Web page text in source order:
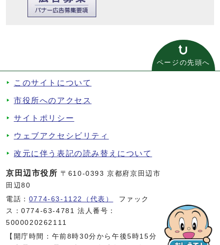
ページの先頭へ
このサイトについて
市役所へのアクセス
サイトポリシー
ウェブアクセシビリティ
改元に伴う表記の読み替えについて
京田辺市役所 〒610-0393 京都府京田辺市
田辺80
電話： 0774-63-1122（代表）
ファック
ス：0774-63-4781 法人番号：
5000020262111
【開庁時間：午前8時30分から午後5時15分